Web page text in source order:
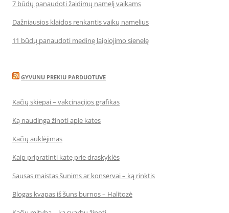
7 būdų panaudoti žaidimų namelį vaikams
Dažniausios klaidos renkantis vaikų namelius
11 būdų panaudoti medinę laipiojimo sienelę
GYVUNU PREKIU PARDUOTUVE
Kačių skiepai – vakcinacijos grafikas
Ką naudinga žinoti apie kates
Kačių auklėjimas
Kaip pripratinti katę prie draskyklės
Sausas maistas šunims ar konservai – ką rinktis
Blogas kvapas iš šuns burnos – Halitozė